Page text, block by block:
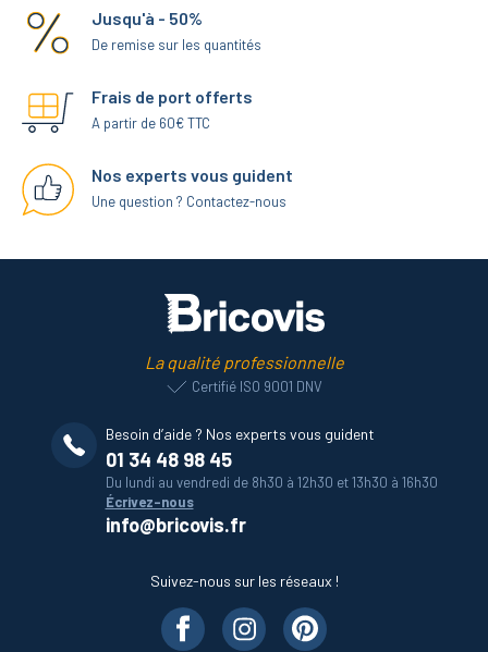
Jusqu'à - 50%
De remise sur les quantités
Frais de port offerts
A partir de 60€ TTC
Nos experts vous guident
Une question ? Contactez-nous
La qualité professionnelle
Certifié ISO 9001 DNV
Besoin d’aide ? Nos experts vous guident
01 34 48 98 45
Du lundi au vendredi de 8h30 à 12h30 et 13h30 à 16h30
Écrivez-nous
info@bricovis.fr
Suivez-nous sur les réseaux !